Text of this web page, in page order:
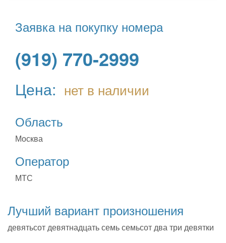
Заявка на покупку номера
(919) 770-2999
Цена: нет в наличии
Область
Москва
Оператор
МТС
Лучший вариант произношения
девятьсот девятнадцать семь семьсот два три девятки